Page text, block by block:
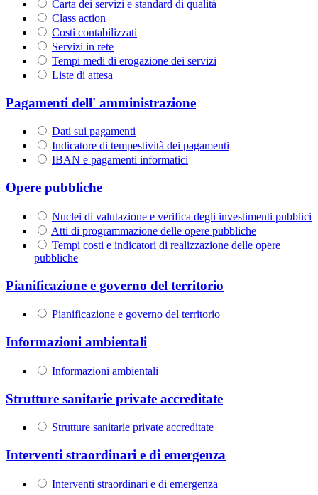
Carta dei servizi e standard di qualità
Class action
Costi contabilizzati
Servizi in rete
Tempi medi di erogazione dei servizi
Liste di attesa
Pagamenti dell' amministrazione
Dati sui pagamenti
Indicatore di tempestività dei pagamenti
IBAN e pagamenti informatici
Opere pubbliche
Nuclei di valutazione e verifica degli investimenti pubblici
Atti di programmazione delle opere pubbliche
Tempi costi e indicatori di realizzazione delle opere
pubbliche
Pianificazione e governo del territorio
Pianificazione e governo del territorio
Informazioni ambientali
Informazioni ambientali
Strutture sanitarie private accreditate
Strutture sanitarie private accreditate
Interventi straordinari e di emergenza
Interventi straordinari e di emergenza